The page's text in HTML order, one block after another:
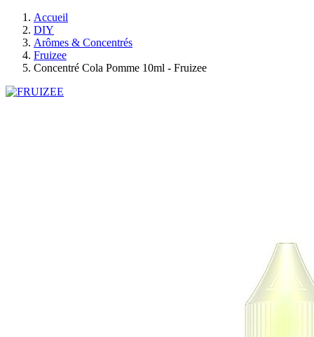
Accueil
DIY
Arômes & Concentrés
Fruizee
Concentré Cola Pomme 10ml - Fruizee